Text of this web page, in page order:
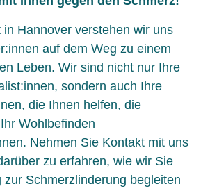
in Hannover verstehen wir uns
auf dem Weg zu einem
Leben. Wir sind nicht nur Ihre
sondern auch Ihre
die Ihnen helfen, die
Wohlbefinden
Nehmen Sie Kontakt mit uns
zu erfahren, wie wir Sie
zur Schmerzlinderung begleiten